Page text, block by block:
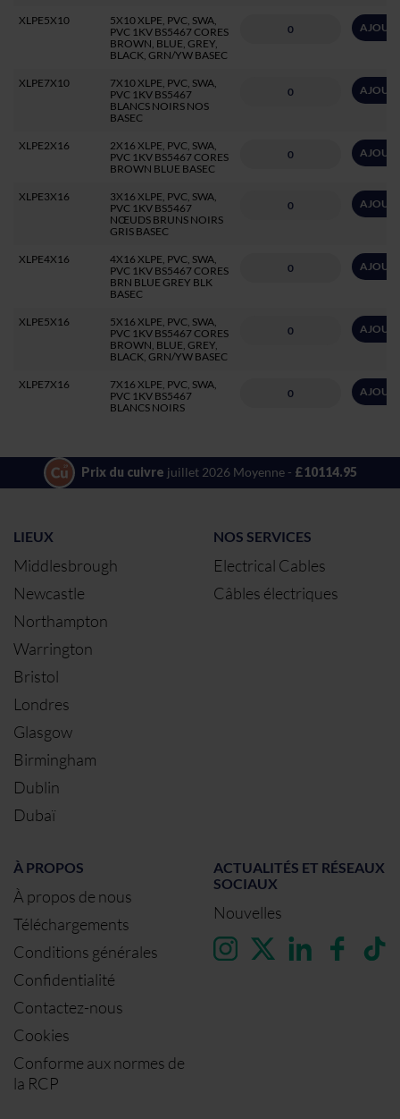
XLPE5X10
5X10 XLPE, PVC, SWA,
PVC 1KV BS5467 CORES
BROWN, BLUE, GREY,
BLACK, GRN/YW BASEC
XLPE7X10
7X10 XLPE, PVC, SWA,
PVC 1KV BS5467
BLANCS NOIRS NOS
BASEC
XLPE2X16
2X16 XLPE, PVC, SWA,
PVC 1KV BS5467 CORES
BROWN BLUE BASEC
XLPE3X16
3X16 XLPE, PVC, SWA,
PVC 1KV BS5467
NŒUDS BRUNS NOIRS
GRIS BASEC
XLPE4X16
4X16 XLPE, PVC, SWA,
PVC 1KV BS5467 CORES
BRN BLUE GREY BLK
BASEC
XLPE5X16
5X16 XLPE, PVC, SWA,
PVC 1KV BS5467 CORES
BROWN, BLUE, GREY,
BLACK, GRN/YW BASEC
XLPE7X16
7X16 XLPE, PVC, SWA,
PVC 1KV BS5467
BLANCS NOIRS
Prix du cuivre juillet 2026 Moyenne - £10114.95
LIEUX
Middlesbrough
Newcastle
Northampton
Warrington
Bristol
Londres
Glasgow
Birmingham
Dublin
Dubaï
NOS SERVICES
Electrical Cables
Câbles électriques
À PROPOS
À propos de nous
Téléchargements
Conditions générales
Confidentialité
Contactez-nous
Cookies
Conforme aux normes de
la RCP
ACTUALITÉS ET RÉSEAUX
SOCIAUX
Nouvelles